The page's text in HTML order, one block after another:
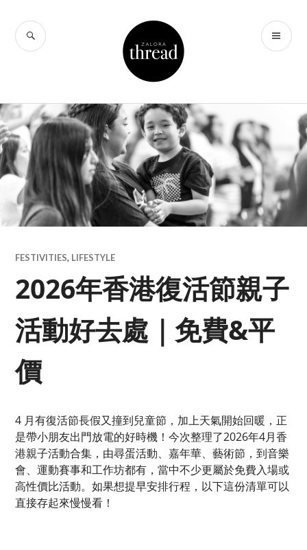
content
THREAD by
ZALORA Hong
Kong
SEARCH
FESTIVITIES, LIFESTYLE
2026年香港復活節親子
活動好去處｜免費&平
價
4 月有復活節長假又撞到兒童節，加上天氣開始回暖，正
是帶小朋友出門放電的好時機！今次整理了2026年4月香
港親子活動合集，由尋蛋活動、嘉年華、藝術節，到音樂
會、運動賽事和工作坊都有，當中不少更屬於免費入場或
高性價比活動。如果想提早安排行程，以下這份清單可以
直接存起來慢慢看！